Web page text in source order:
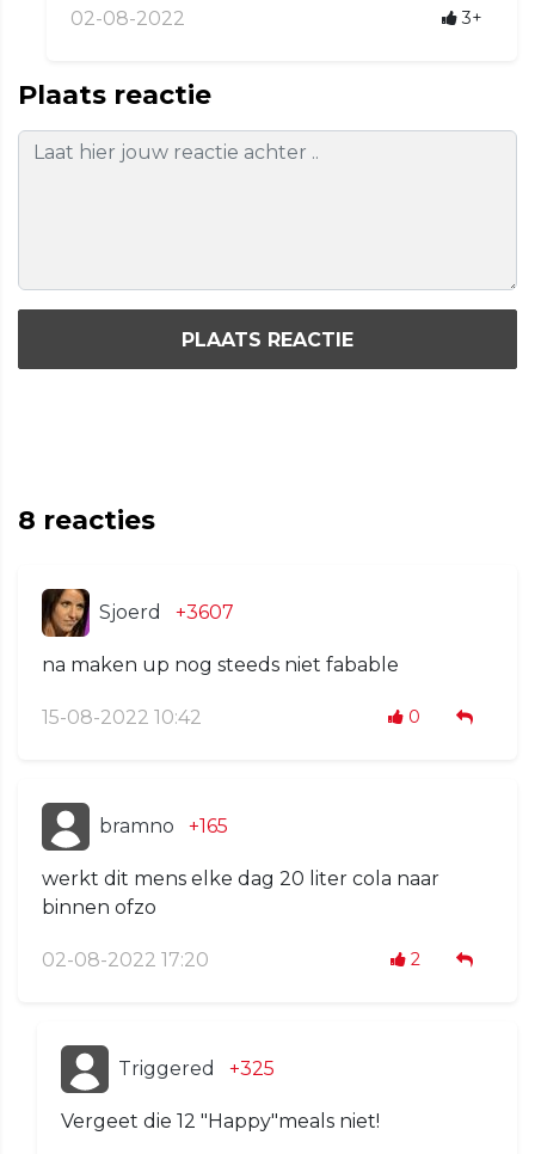
02-08-2022 3+
Plaats reactie
PLAATS REACTIE
8 reacties
Sjoerd +3607
na maken up nog steeds niet fabable
15-08-2022 10:42 0
bramno +165
werkt dit mens elke dag 20 liter cola naar
binnen ofzo
02-08-2022 17:20 2
Triggered +325
Vergeet die 12 "Happy"meals niet!